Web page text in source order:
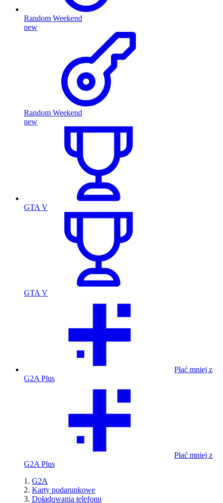
Random Weekend
new
Random Weekend
new
GTA V
GTA V
Płać mniej z
G2A Plus
Płać mniej z
G2A Plus
G2A
Karty podarunkowe
Doładowania telefonu